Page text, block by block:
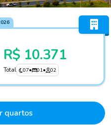
R$ 10.371
Total 07• 01• 02
quartos